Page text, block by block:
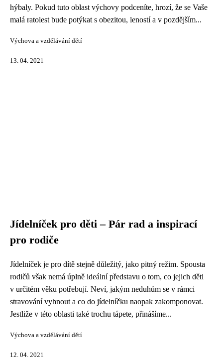
hýbaly. Pokud tuto oblast výchovy podceníte, hrozí, že se Vaše
malá ratolest bude potýkat s obezitou, leností a v pozdějším...
Výchova a vzdělávání dětí
13. 04. 2021
Jídelníček pro děti – Pár rad a inspirací
pro rodiče
Jídelníček je pro dítě stejně důležitý, jako pitný režim. Spousta
rodičů však nemá úplně ideální představu o tom, co jejich děti
v určitém věku potřebují. Neví, jakým neduhům se v rámci
stravování vyhnout a co do jídelníčku naopak zakomponovat.
Jestliže v této oblasti také trochu tápete, přinášíme...
Výchova a vzdělávání dětí
12. 04. 2021